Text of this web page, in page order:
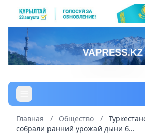
Главная / Общество /
собрали ранний урожай дыни б...